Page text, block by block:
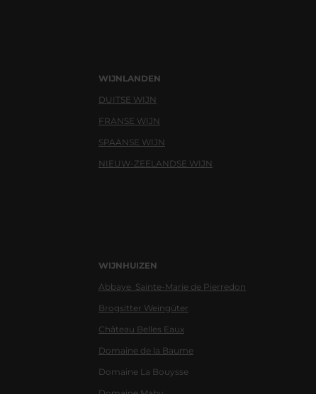
WIJNLANDEN
DUITSE WIJN
FRANSE WIJN
SPAANSE WIJN
NIEUW-ZEELANDSE WIJN
WIJNHUIZEN
Abbaye Sainte-Marie de Pierredon
Brogsitter Weingüter
Château Belles Eaux
Domaine de la Baume
Domaine La Bouysse